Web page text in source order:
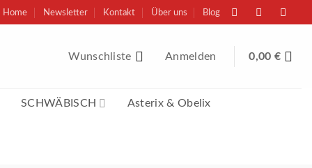
Home Newsletter Kontakt Über uns Blog
Wunschliste Anmelden 0,00 €
SCHWÄBISCH Asterix & Obelix